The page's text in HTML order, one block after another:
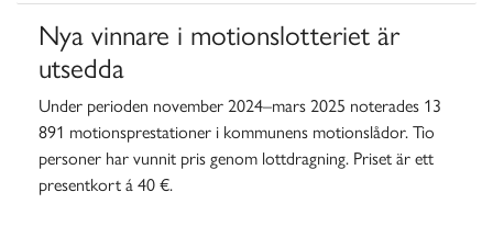
Nya vinnare i motionslotteriet är
utsedda
Under perioden november 2024–mars 2025 noterades 13
891 motionsprestationer i kommunens motionslådor.Tio
personer har vunnit pris genom lottdragning. Priset är ett
presentkort á 40 €.